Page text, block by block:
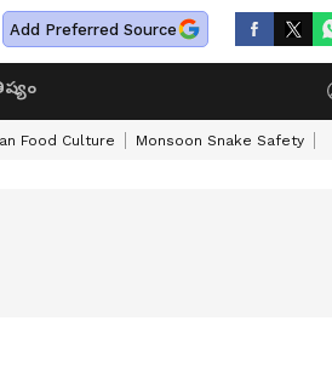
Add Preferred Source
Food Culture Monsoon Snake Safety